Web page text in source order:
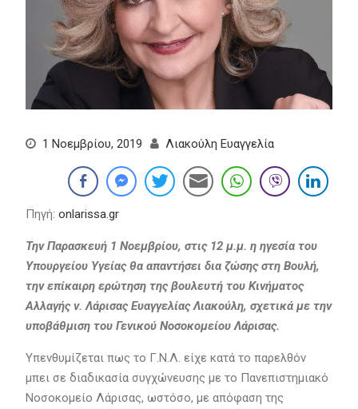
1 Νοεμβρίου, 2019 Λιακούλη Ευαγγελία
Πηγή: onlarissa.gr
Την Παρασκευή 1 Νοεμβρίου, στις 12 μ.μ. η ηγεσία του
Υπουργείου Υγείας θα απαντήσει δια ζώσης στη Βουλή,
την επίκαιρη ερώτηση της βουλευτή του Κινήματος
Αλλαγής ν. Λάρισας Ευαγγελίας Λιακούλη, σχετικά με την
υποβάθμιση του Γενικού Νοσοκομείου Λάρισας.
Υπενθυμίζεται πως το Γ.Ν.Λ. είχε κατά το παρελθόν
μπει σε διαδικασία συγχώνευσης με το Πανεπιστημιακό
Νοσοκομείο Λάρισας, ωστόσο, με απόφαση της